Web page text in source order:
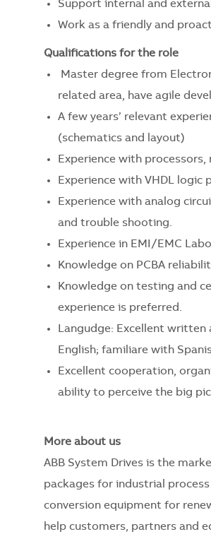
Support internal and
Work as a friendly and
Qualifications for the role
Master degree from
related area, have agile
A few years’ relevant
(schematics and layout)
Experience with
Experience with VHDL logic
Experience with analog
and trouble shooting.
Experience in EMI/EMC
Knowledge on PCBA
Knowledge on testing and
experience is preferred.
Langudge: Excellent written
English; familiare with
Excellent cooperation,
ability to perceive the big
More about us
ABB System Drives is the
packages for industrial
conversion equipment for
help customers, partners and